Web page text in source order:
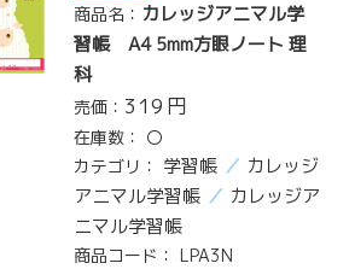
商品名： カレッジアニマル学
習帳 A4 5mm方眼ノート 理
科
売価： 319 円
在庫数： 〇
カテゴリ： 学習帳
カレッジ
アニマル学習帳
カレッジア
ニマル学習帳
商品コード： LPA3N